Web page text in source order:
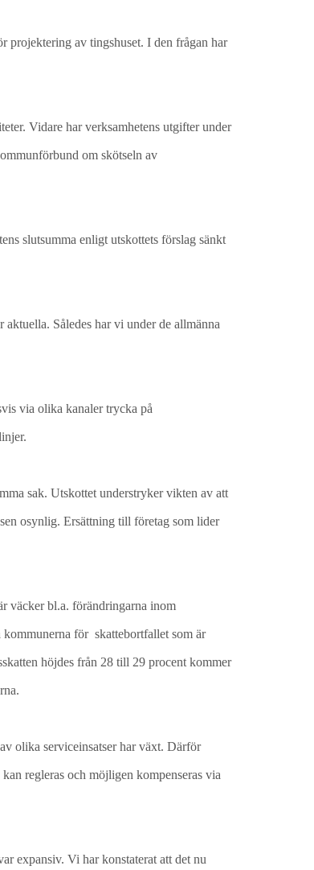
projektering av tingshuset. I den frågan har
Vidare har verksamhetens utgifter under
om skötseln av
slutsumma enligt utskottets förslag sänkt
Således har vi under de allmänna
via olika kanaler trycka på
sak. Utskottet understryker vikten av att
osynlig. Ersättning till företag som lider
väcker bl.a. förändringarna inom
kommunerna för skattebortfallet som är
höjdes från 28 till 29 procent kommer
olika serviceinsatser har växt. Därför
regleras och möjligen kompenseras via
expansiv. Vi har konstaterat att det nu